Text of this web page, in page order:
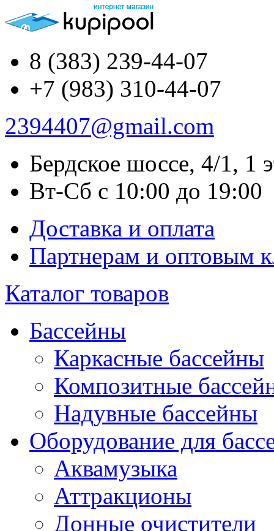
8 (383) 239-44-07
+7 (983) 310-44-07
2394407@gmail.com
Бердское шоссе, 4/1, 1
Вт-Сб с 10:00 до 19:00
Доставка и оплата
Партнерам и оптовым
Каталог товаров
Бассейны
Каркасные бассейны
Композитные
Надувные бассейны
Оборудование для
Аквамузыка
Аттракционы
Донные очистители